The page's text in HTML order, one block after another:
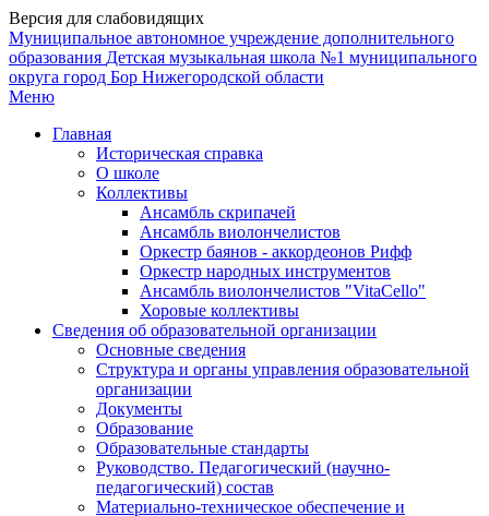
Версия для слабовидящих
Муниципальное автономное учреждение дополнительного
образования Детская музыкальная школа №1 муниципального
округа город Бор Нижегородской области
Меню
Главная
Историческая справка
О школе
Коллективы
Ансамбль скрипачей
Ансамбль виолончелистов
Оркестр баянов - аккордеонов Рифф
Оркестр народных инструментов
Ансамбль виолончелистов "VitaCello"
Хоровые коллективы
Сведения об образовательной организации
Основные сведения
Структура и органы управления образовательной
организации
Документы
Образование
Образовательные стандарты
Руководство. Педагогический (научно-
педагогический) состав
Материально-техническое обеспечение и